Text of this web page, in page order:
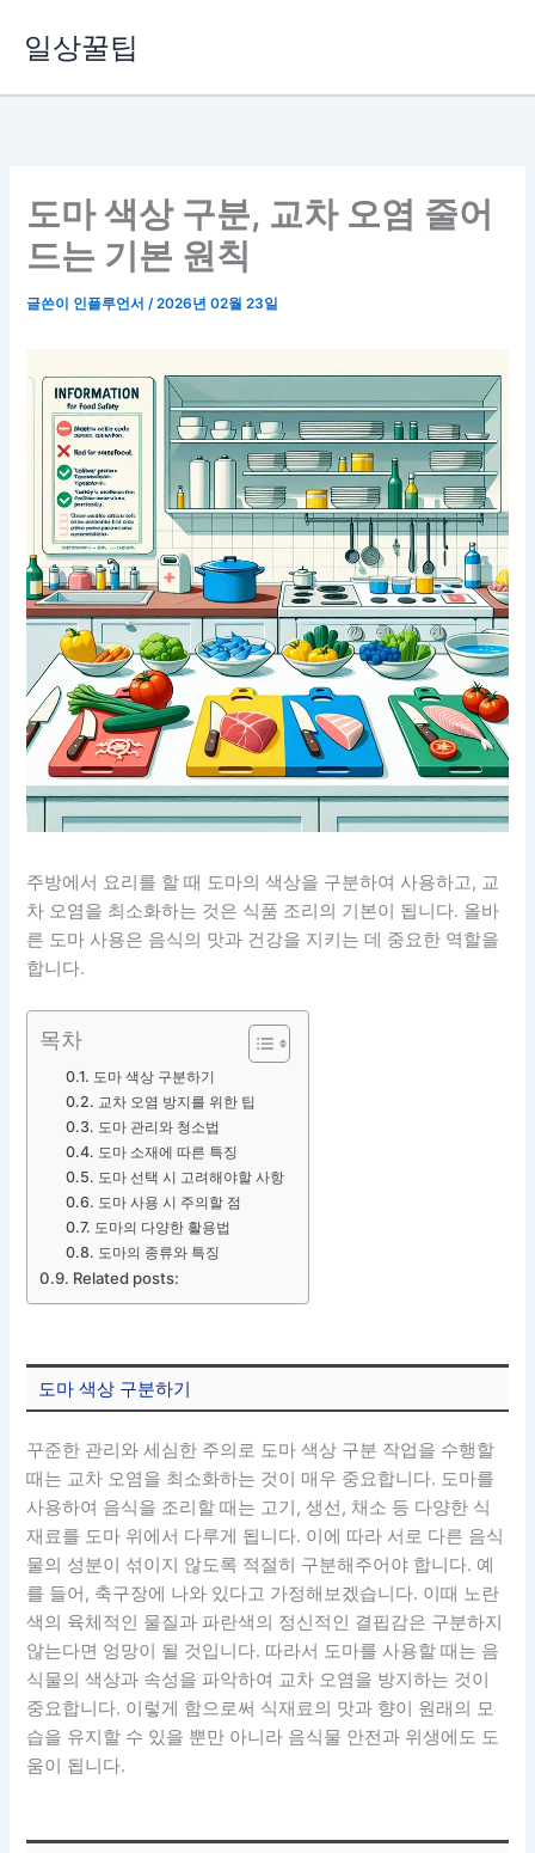
로
일상꿀팁
도마 색상 구분, 교차 오염 줄어
드는 기본 원칙
글쓴이 인플루언서/2026년 02월 23일
주방에서 요리를 할 때 도마의 색상을 구분하여 사용하고, 교
차 오염을 최소화하는 것은 식품 조리의 기본이 됩니다. 올바
른 도마 사용은 음식의 맛과 건강을 지키는 데 중요한 역할을
합니다.
목차
도마 색상 구분하기
교차 오염 방지를 위한 팁
도마 관리와 청소법
도마 소재에 따른 특징
도마 선택 시 고려해야할 사항
도마 사용 시 주의할 점
도마의 다양한 활용법
도마의 종류와 특징
Related posts:
도마 색상 구분하기
꾸준한 관리와 세심한 주의로 도마 색상 구분 작업을 수행할
때는 교차 오염을 최소화하는 것이 매우 중요합니다. 도마를
사용하여 음식을 조리할 때는 고기, 생선, 채소 등 다양한 식
재료를 도마 위에서 다루게 됩니다. 이에 따라 서로 다른 음식
물의 성분이 섞이지 않도록 적절히 구분해주어야 합니다. 예
를 들어, 축구장에 나와 있다고 가정해보겠습니다. 이때 노란
색의 육체적인 물질과 파란색의 정신적인 결핍감은 구분하지
않는다면 엉망이 될 것입니다. 따라서 도마를 사용할 때는 음
식물의 색상과 속성을 파악하여 교차 오염을 방지하는 것이
중요합니다. 이렇게 함으로써 식재료의 맛과 향이 원래의 모
습을 유지할 수 있을 뿐만 아니라 음식물 안전과 위생에도 도
움이 됩니다.